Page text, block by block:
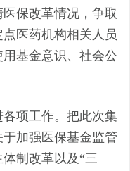
保改革情况，争取
医药机构相关人员
基金意识、社会公
各项工作。 把此次集
加强医保基金监管
制改革以及 “三